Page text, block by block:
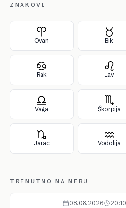
ZNAKOVI
Ovan Bik
Rak Lav
Vaga Škorpija
Jarac Vodolija
TRENUTNO NA NEBU
08.08.2026 20:10